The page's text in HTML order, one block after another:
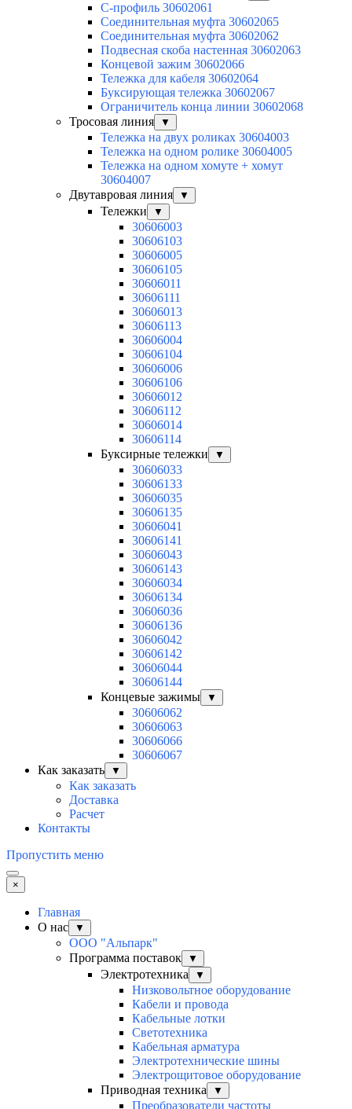
C-профиль 30602061
Соединительная муфта 30602065
Соединительная муфта 30602062
Подвесная скоба настенная 30602063
Концевой зажим 30602066
Тележка для кабеля 30602064
Буксирующая тележка 30602067
Ограничитель конца линии 30602068
Тросовая линия
▼
Тележка на двух роликах 30604003
Тележка на одном ролике 30604005
Тележка на одном хомуте + хомут
30604007
Двутавровая линия
▼
Тележки ▼
30606003
30606103
30606005
30606105
30606011
30606111
30606013
30606113
30606004
30606104
30606006
30606106
30606012
30606112
30606014
30606114
Буксирные тележки
▼
30606033
30606133
30606035
30606135
30606041
30606141
30606043
30606143
30606034
30606134
30606036
30606136
30606042
30606142
30606044
30606144
Концевые зажимы
▼
30606062
30606063
30606066
30606067
Как заказать
▼
Как заказать
Доставка
Расчет
Контакты
Пропустить меню
×
Главная
О нас
▼
ООО "Альпарк"
Программа поставок
▼
Электротехника ▼
Низковольтное оборудование
Кабели и провода
Кабельные лотки
Светотехника
Кабельная арматура
Электротехнические шины
Электрощитовое оборудование
Приводная техника
▼
Преобразователи частоты